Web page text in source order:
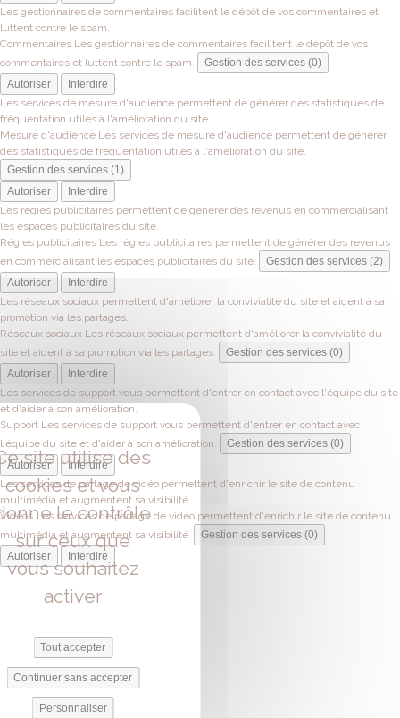
Les gestionnaires de commentaires facilitent le dépôt de vos commentaires et
luttent contre le spam.
Commentaires Les gestionnaires de commentaires facilitent le dépôt de vos
commentaires et luttent contre le spam.
Gestion des services (0)
Autoriser
Interdire
Les services de mesure d'audience permettent de générer des statistiques de
fréquentation utiles à l'amélioration du site.
Mesure d'audience Les services de mesure d'audience permettent de générer
des statistiques de fréquentation utiles à l'amélioration du site.
Gestion des services (1)
Autoriser
Interdire
Les régies publicitaires permettent de générer des revenus en commercialisant
les espaces publicitaires du site.
Régies publicitaires Les régies publicitaires permettent de générer des revenus
en commercialisant les espaces publicitaires du site.
Gestion des services (2)
Autoriser
Interdire
Les réseaux sociaux permettent d'améliorer la convivialité du site et aident à sa
promotion via les partages.
Réseaux sociaux Les réseaux sociaux permettent d'améliorer la convivialité du
site et aident à sa promotion via les partages.
Gestion des services (0)
Autoriser
Interdire
Les services de support vous permettent d'entrer en contact avec l'équipe du site
et d'aider à son amélioration.
Support Les services de support vous permettent d'entrer en contact avec
l'équipe du site et d'aider à son amélioration.
Gestion des services (0)
Autoriser
Interdire
Les services de partage de vidéo permettent d'enrichir le site de contenu
multimédia et augmentent sa visibilité.
Vidéos Les services de partage de vidéo permettent d'enrichir le site de contenu
multimédia et augmentent sa visibilité.
Gestion des services (0)
Autoriser
Interdire
site utilise des
cookies et vous
le contrôle
sur ceux que
vous souhaitez
activer
Tout accepter
Continuer sans accepter
Personnaliser